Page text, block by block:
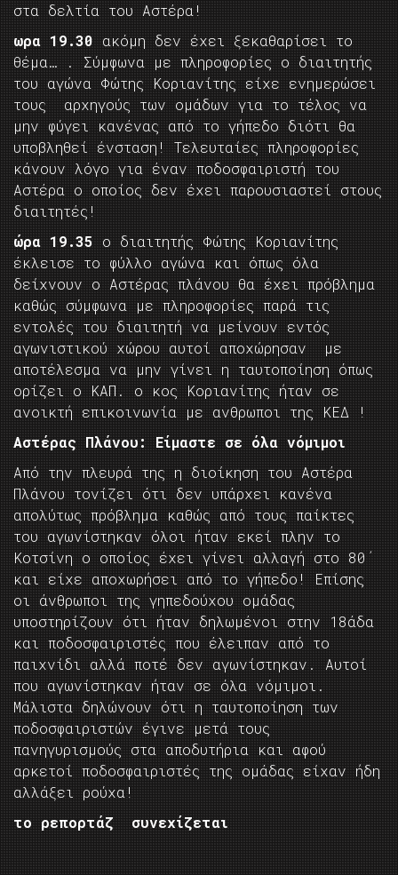
στα δελτία του Αστέρα!
ωρα 19.30 ακόμη δεν έχει ξεκαθαρίσει το
θέμα… . Σύμφωνα με πληροφορίες ο διαιτητής
του αγώνα Φώτης Κοριανίτης είχε ενημερώσει
τους αρχηγούς των ομάδων για το τέλος να
μην φύγει κανένας από το γήπεδο διότι θα
υποβληθεί ένσταση! Τελευταίες πληροφορίες
κάνουν λόγο για έναν ποδοσφαιριστή του
Αστέρα ο οποίος δεν έχει παρουσιαστεί στους
διαιτητές!
ώρα 19.35 ο διαιτητής Φώτης Κοριανίτης
έκλεισε το φύλλο αγώνα και όπως όλα
δείχνουν ο Αστέρας πλάνου θα έχει πρόβλημα
καθώς σύμφωνα με πληροφορίες παρά τις
εντολές του διαιτητή να μείνουν εντός
αγωνιστικού χώρου αυτοί αποχώρησαν με
αποτέλεσμα να μην γίνει η ταυτοποίηση όπως
ορίζει ο ΚΑΠ. ο κος Κοριανίτης ήταν σε
ανοικτή επικοινωνία με ανθρωποι της ΚΕΔ !
Αστέρας Πλάνου: Είμαστε σε όλα νόμιμοι
Από την πλευρά της η διοίκηση του Αστέρα
Πλάνου τονίζει ότι δεν υπάρχει κανένα
απολύτως πρόβλημα καθώς από τους παίκτες
του αγωνίστηκαν όλοι ήταν εκεί πλην το
Κοτσίνη ο οποίος έχει γίνει αλλαγή στο 80΄
και είχε αποχωρήσει από το γήπεδο! Επίσης
οι άνθρωποι της γηπεδούχου ομάδας
υποστηρίζουν ότι ήταν δηλωμένοι στην 18άδα
και ποδοσφαιριστές που έλειπαν από το
παιχνίδι αλλά ποτέ δεν αγωνίστηκαν. Αυτοί
που αγωνίστηκαν ήταν σε όλα νόμιμοι.
Μάλιστα δηλώνουν ότι η ταυτοποίηση των
ποδοσφαιριστών έγινε μετά τους
πανηγυρισμούς στα αποδυτήρια και αφού
αρκετοί ποδοσφαιριστές της ομάδας είχαν ήδη
αλλάξει ρούχα!
το ρεπορτάζ συνεχίζεται